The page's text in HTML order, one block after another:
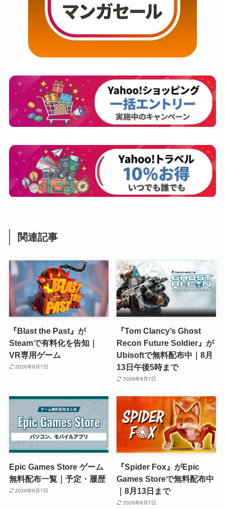
関連記事
『Blast the Past』が
Steamで有料化を告知｜
VR専用ゲーム
2026年8月7日
『Tom Clancy’s Ghost
Recon Future Soldier』が
Ubisoftで無料配布中｜8月
13日午後5時まで
2026年8月7日
Epic Games Store ゲーム
無料配布一覧｜予定・履歴
2026年8月7日
『Spider Fox』がEpic
Games Storeで無料配布中
｜8月13日まで
2026年8月7日